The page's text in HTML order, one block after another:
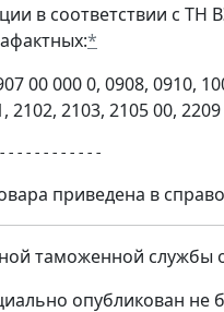
в соответствии с
*
00 000 0, 0908, 0910,
2102, 2103, 2105 00,
приведена в
таможенной службы
опубликован не